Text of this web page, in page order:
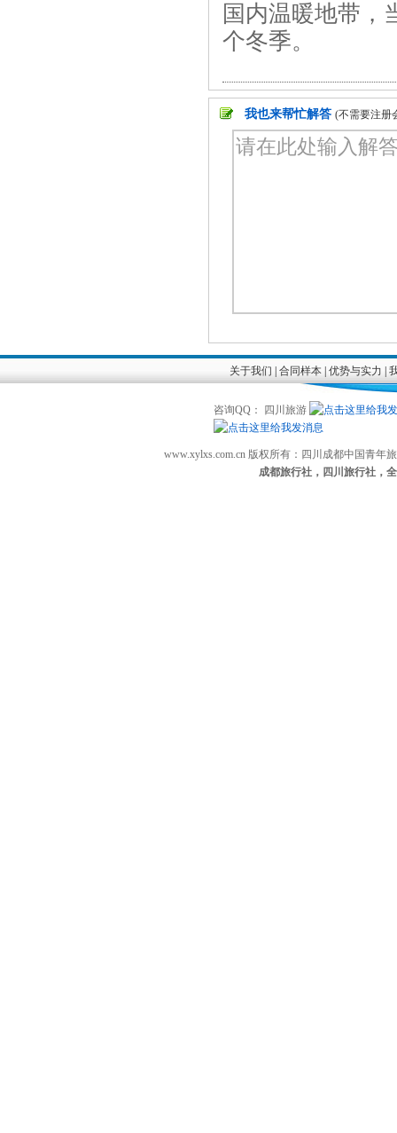
国内温暖地带，
个冬季。
我也来帮忙解答 (不需要注册
关于我们 合同样本| 优势与实力
咨询QQ： 四川旅游
www.xylxs.com.cn 版权所有：四川成都中国青
成都旅行社，四川旅行社，